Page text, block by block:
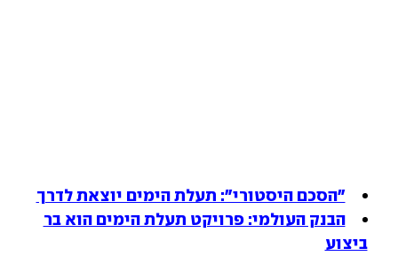
"הסכם היסטורי": תעלת הימים יוצאת לדרך
הבנק העולמי: פרויקט תעלת הימים הוא בר
ביצוע